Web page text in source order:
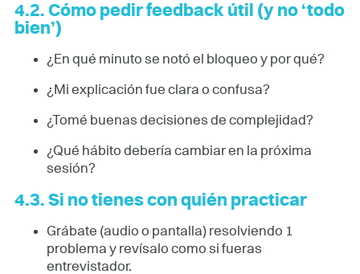
4.2. Cómo pedir feedback útil (y no ‘todo
bien’)
¿En qué minuto se notó el bloqueo y por qué?
¿Mi explicación fue clara o confusa?
¿Tomé buenas decisiones de complejidad?
¿Qué hábito debería cambiar en la próxima
sesión?
4.3. Si no tienes con quién practicar
Grábate (audio o pantalla) resolviendo 1
problema y revísalo como si fueras
entrevistador.